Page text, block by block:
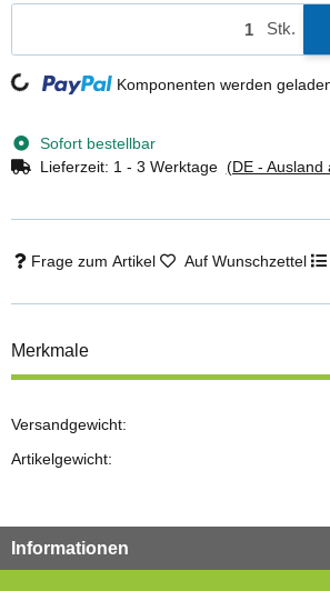
Stk.
Loading... Komponenten werden geladen
Sofort bestellbar
Lieferzeit: 1 - 3 Werktage (DE - Ausland
Frage zum Artikel Auf Wunschzettel
Merkmale
Versandgewicht:
Artikelgewicht:
Informationen